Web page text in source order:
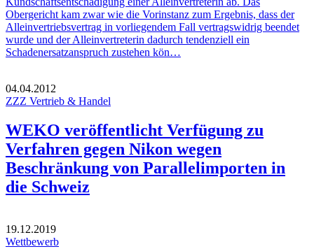
Obergericht kam zwar wie die Vorinstanz zum Ergebnis, dass der
Alleinvertriebsvertrag in vorliegendem Fall vertragswidrig beendet
wurde und der Alleinvertreterin dadurch tendenziell ein
Schadenersatzanspruch zustehen kön…
04.04.2012
ZZZ Vertrieb & Handel
WEKO veröffentlicht Verfügung zu
Verfahren gegen Nikon wegen
Beschränkung von Parallelimporten in
die Schweiz
19.12.2019
Wettbewerb